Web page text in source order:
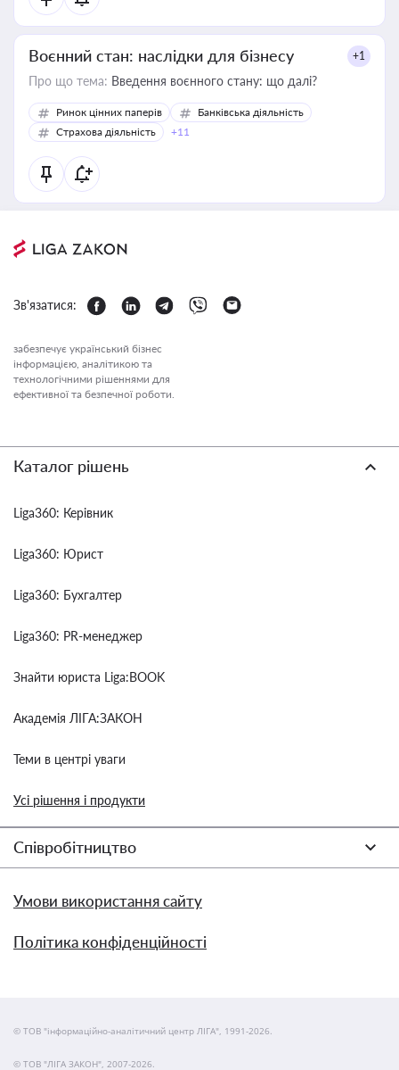
Воєнний стан: наслідки для бізнесу +1
Про що тема: Введення воєнного стану: що далі?
Ринок цінних паперів
Банківська діяльність
Страхова діяльність
+11
Зв'язатися:
забезпечує український бізнес
інформацією, аналітикою та
технологічними рішеннями для
ефективної та безпечної роботи.
Каталог рішень
Liga360: Керівник
Liga360: Юрист
Liga360: Бухгалтер
Liga360: PR-менеджер
Знайти юриста Liga:BOOK
Академія ЛІГА:ЗАКОН
Теми в центрі уваги
Усі рішення і продукти
Співробітництво
Умови використання сайту
Політика конфіденційності
© ТОВ "інформаційно-аналітичний центр ЛІГА", 1991-2026.
© ТОВ "ЛІГА ЗАКОН", 2007-2026.